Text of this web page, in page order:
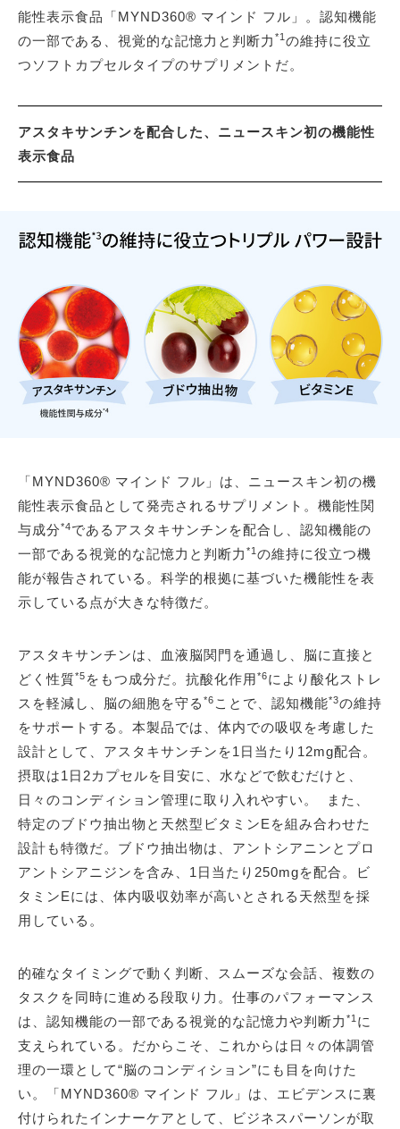
能性表示食品「MYND360® マインド フル」。認知機能
の一部である、視覚的な記憶力と判断力 *1 の維持に役立
つソフトカプセルタイプのサプリメントだ。
アスタキサンチンを配合した、ニュースキン初の機能性
表示食品
「MYND360® マインド フル」は、ニュースキン初の機
能性表示食品として発売されるサプリメント。機能性関
与成分*4であるアスタキサンチンを配合し、認知機能の
一部である視覚的な記憶力と判断力 *1 の維持に役立つ機
能が報告されている。科学的根拠に基づいた機能性を表
示している点が大きな特徴だ。
アスタキサンチンは、血液脳関門を通過し、脳に直接と
どく性質*5 をもつ成分だ。抗酸化作用*6により酸化ストレ
スを軽減し、脳の細胞を守る *6 ことで、認知機能*3の維持
をサポートする。本製品では、体内での吸収を考慮した
設計として、アスタキサンチンを1日当たり12mg配合。
摂取は1日2カプセルを目安に、水などで飲むだけと、
日々のコンディション管理に取り入れやすい。 また、
特定のブドウ抽出物と天然型ビタミンEを組み合わせた
設計も特徴だ。ブドウ抽出物は、アントシアニンとプロ
アントシアニジンを含み、1日当たり250mgを配合。ビ
タミンEには、体内吸収効率が高いとされる天然型を採
用している。
的確なタイミングで動く判断、スムーズな会話、複数の
タスクを同時に進める段取り力。仕事のパフォーマンス
は、認知機能の一部である視覚的な記憶力や判断力 *1 に
支えられている。だからこそ、これからは日々の体調管
理の一環として“脳のコンディション”にも目を向けた
い。「MYND360® マインド フル」は、エビデンスに裏
付けられたインナーケアとして、ビジネスパーソンが取